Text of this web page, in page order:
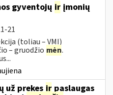
gyventojų ir įmonių
21
(toliau – VMI)
– gruodžio mėn.
už prekes ir paslaugas